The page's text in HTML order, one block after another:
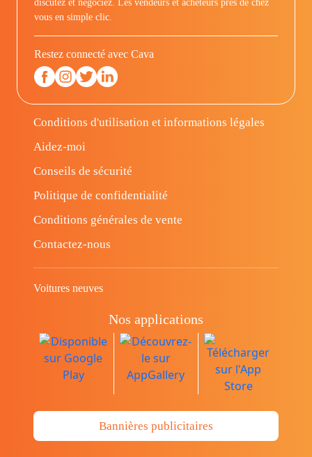
discutez et négociez. Les vendeurs et acheteurs prés de chez
vous en simple clic.
Restez connecté avec Cava
Conditions d'utilisation et informations légales
Aidez-moi
Conseils de sécurité
Politique de confidentialité
Conditions générales de vente
Contactez-nous
Voitures neuves
Nos applications
Bannières publicitaires